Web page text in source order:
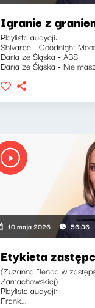
Igranie z
Playlista audycji:
Shivaree - Goodnight
Daria ze Śląska - ABS
Daria ze Śląska - Nie
10 maja 2026 56:36
Etykieta
(Zuzanna Iłenda w
Zamachowskiej)
Playlista audycji:
Frank...